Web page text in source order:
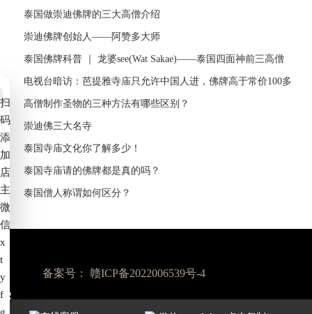
泰国做崇迪佛牌的三大高僧介绍
崇迪佛牌创始人——阿赞多大师
泰国佛牌科普 ｜ 龙婆see(Wat Sakae)——泰国四面神前三高僧
电视台暗访：芭提雅寺庙只允许中国人进，佛牌高于常价100多
倍！
高僧制作圣物的三种方法有哪些区别？
崇迪佛三大名寺
泰国寺庙文化你了解多少！
泰国寺庙请的佛牌都是真的吗？
泰国僧人称谓如何区分？
备案号： 赣ICP备2022006539号-4
扫
码
添
加
店
主
微
信
x
t
y
f